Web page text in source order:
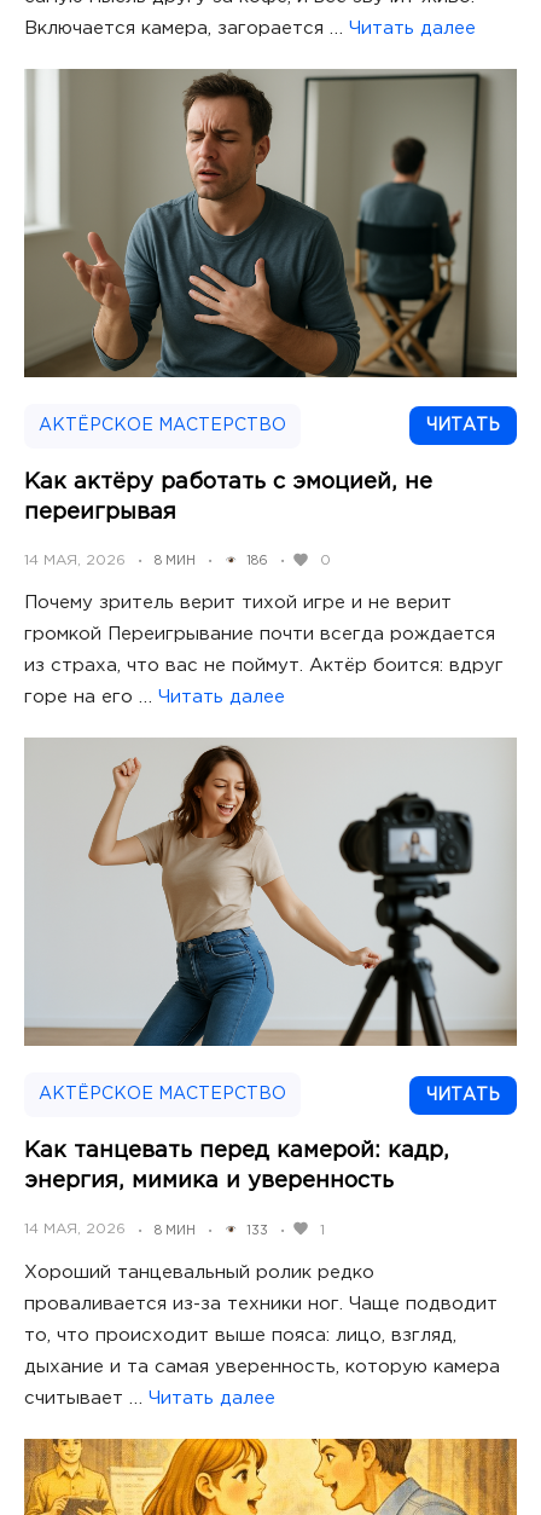
Включается камера, загорается … Читать далее
АКТЁРСКОЕ МАСТЕРСТВО ЧИТАТЬ
Как актёру работать с эмоцией, не
переигрывая
POSTED
14 МАЯ, 2026 • 8 МИН • 186 • 0
Почему зритель верит тихой игре и не верит
громкой Переигрывание почти всегда рождается
из страха, что вас не поймут. Актёр боится: вдруг
горе на его … Читать далее
АКТЁРСКОЕ МАСТЕРСТВО ЧИТАТЬ
Как танцевать перед камерой: кадр,
энергия, мимика и уверенность
POSTED
14 МАЯ, 2026 • 8 МИН • 133 • 1
Хороший танцевальный ролик редко
проваливается из-за техники ног. Чаще подводит
то, что происходит выше пояса: лицо, взгляд,
дыхание и та самая уверенность, которую камера
считывает … Читать далее